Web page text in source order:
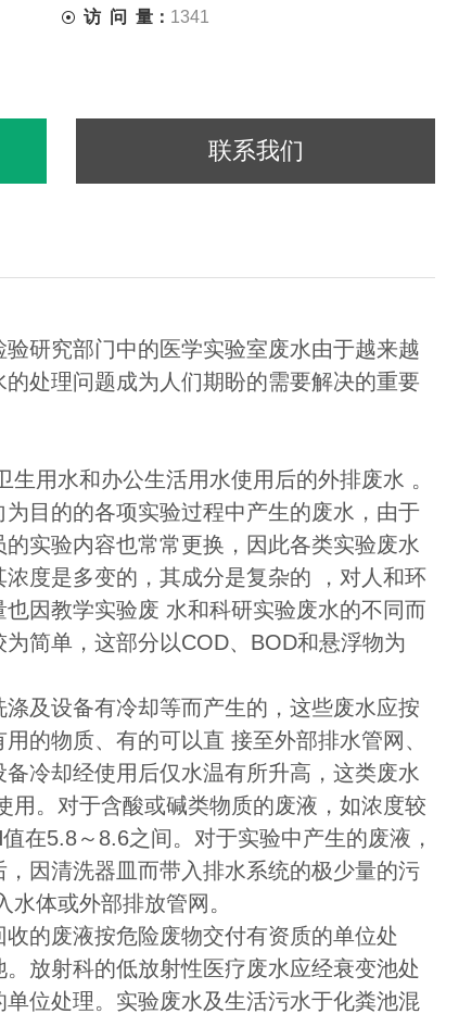
访 问 量： 1341
联系我们
研究部门中的医学实验室废水由于越来越
处理问题成为人们期盼的需要解决的重要
用水和办公生活用水使用后的外排废水 。
目的的各项实验过程中产生的废水，由于
实验内容也常常更换，因此各类实验废水
度是多变的，其成分是复杂的 ，对人和环
因教学实验废 水和科研实验废水的不同而
简单，这部分以COD、BOD和悬浮物为
及设备有冷却等而产生的，这些废水应按
的物质、有的可以直 接至外部排水管网、
冷却经使用后仅水温有所升高，这类废水
。对于含酸或碱类物质的废液，如浓度较
在5.8～8.6之间。对于实验中产生的废液，
因清洗器皿而带入排水系统的极少量的污
体或外部排放管网。
的废液按危险废物交付有资质的单位处
放射科的低放射性医疗废水应经衰变池处
位处理。实验废水及生活污水于化粪池混